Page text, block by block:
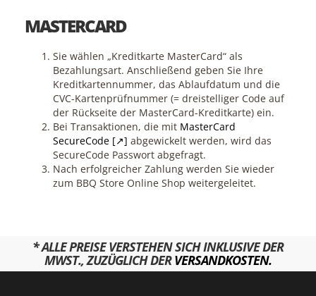
MASTERCARD
Sie wählen „Kreditkarte MasterCard“ als
Bezahlungsart. Anschließend geben Sie Ihre
Kreditkartennummer, das Ablaufdatum und die
CVC-Kartenprüfnummer (= dreistelliger Code auf
der Rückseite der MasterCard-Kreditkarte) ein.
Bei Transaktionen, die mit MasterCard
SecureCode [↗] abgewickelt werden, wird das
SecureCode Passwort abgefragt.
Nach erfolgreicher Zahlung werden Sie wieder
zum BBQ Store Online Shop weitergeleitet.
* ALLE PREISE VERSTEHEN SICH INKLUSIVE DER
MWST., ZUZÜGLICH DERVERSANDKOSTEN.